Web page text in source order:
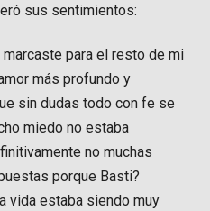
sus sentimientos:
para el resto de mi
más profundo y
sin dudas todo con fe se
miedo no estaba
no muchas
porque Basti?
vida estaba siendo muy